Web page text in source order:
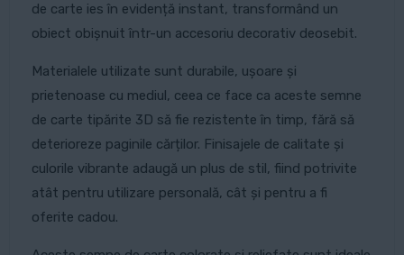
de carte ies în evidență instant, transformând un
obiect obișnuit într-un accesoriu decorativ deosebit.
Materialele utilizate sunt durabile, ușoare și
prietenoase cu mediul, ceea ce face ca aceste semne
de carte tipărite 3D să fie rezistente în timp, fără să
deterioreze paginile cărților. Finisajele de calitate și
culorile vibrante adaugă un plus de stil, fiind potrivite
atât pentru utilizare personală, cât și pentru a fi
oferite cadou.